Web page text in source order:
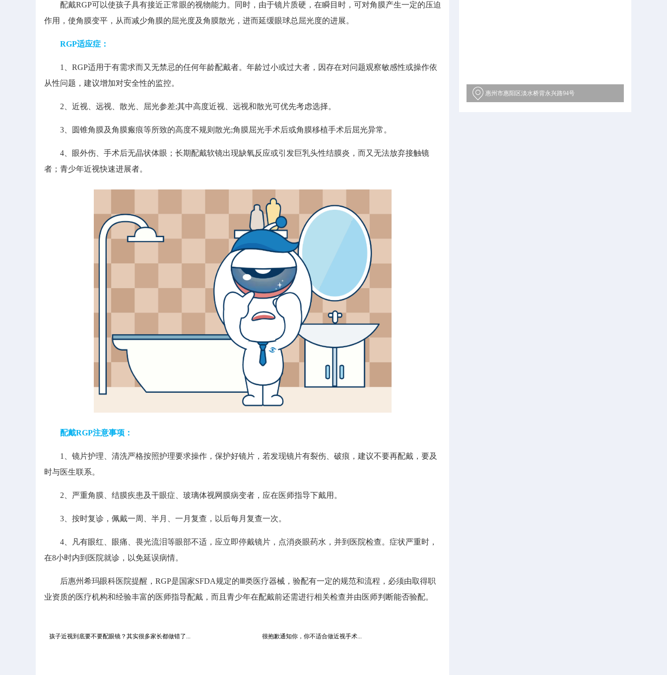
配戴RGP可以使孩子具有接近正常眼的视物能力。同时，由于镜片质硬，在瞬目时，可对角膜产生一定的压迫
作用，使角膜变平，从而减少角膜的屈光度及角膜散光，进而延缓眼球总屈光度的进展。
RGP适应症：
1、RGP适用于有需求而又无禁忌的任何年龄配戴者。年龄过小或过大者，因存在对问题观察敏感性或操作依
从性问题，建议增加对安全性的监控。
2、近视、远视、散光、屈光参差;其中高度近视、远视和散光可优先考虑选择。
3、圆锥角膜及角膜瘢痕等所致的高度不规则散光;角膜屈光手术后或角膜移植手术后屈光异常。
4、眼外伤、手术后无晶状体眼；长期配戴软镜出现缺氧反应或引发巨乳头性结膜炎，而又无法放弃接触镜
者；青少年近视快速进展者。
配戴RGP注意事项：
1、镜片护理、清洗严格按照护理要求操作，保护好镜片，若发现镜片有裂伤、破痕，建议不要再配戴，要及
时与医生联系。
2、严重角膜、结膜疾患及干眼症、玻璃体视网膜病变者，应在医师指导下戴用。
3、按时复诊，佩戴一周、半月、一月复查，以后每月复查一次。
4、凡有眼红、眼痛、畏光流泪等眼部不适，应立即停戴镜片，点消炎眼药水，并到医院检查。症状严重时，
在8小时内到医院就诊，以免延误病情。
后惠州希玛眼科医院提醒，RGP是国家SFDA规定的Ⅲ类医疗器械，验配有一定的规范和流程，必须由取得职
业资质的医疗机构和经验丰富的医师指导配戴，而且青少年在配戴前还需进行相关检查并由医师判断能否验配。
孩子近视到底要不要配眼镜？其实很多家长都做错了... 很抱歉通知你，你不适合做近视手术...
惠州市惠阳区淡水桥背永兴路94号